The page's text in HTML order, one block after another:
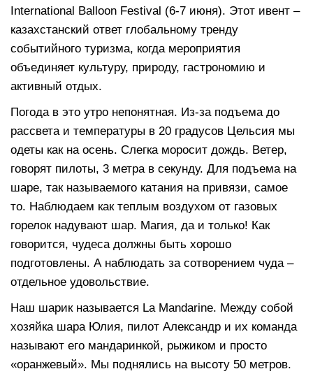
International Balloon Festival (6-7 июня). Этот ивент –
казахстанский ответ глобальному тренду
событийного туризма, когда мероприятия
объединяет культуру, природу, гастрономию и
активный отдых.
Погода в это утро непонятная. Из-за подъема до
рассвета и температуры в 20 градусов Цельсия мы
одеты как на осень. Слегка моросит дождь. Ветер,
говорят пилоты, 3 метра в секунду. Для подъема на
шаре, так называемого катания на привязи, самое
то. Наблюдаем как теплым воздухом от газовых
горелок надувают шар. Магия, да и только! Как
говорится, чудеса должны быть хорошо
подготовлены. А наблюдать за сотворением чуда –
отдельное удовольствие.
Наш шарик называется La Mandarine. Между собой
хозяйка шара Юлия, пилот Александр и их команда
называют его мандаринкой, рыжиком и просто
«оранжевый». Мы поднялись на высоту 50 метров.